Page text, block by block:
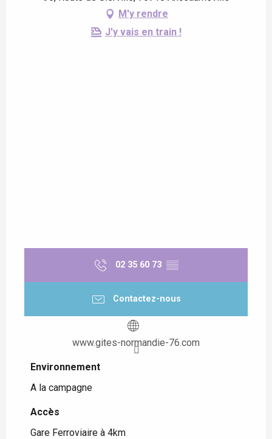
M'y rendre
J'y vais en train !
02 35 60 73 ▒▒
Contactez-nous
www.gites-normandie-76.com
Environnement
Environnement
A la campagne
Accès
Accès
Gare Ferroviaire à 4km